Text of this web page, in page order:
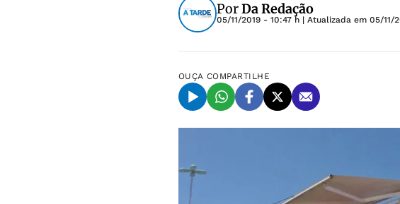
PorDa Redação
05/11/2019 - 10:47 h | Atualizada em 05/11/
OUÇA COMPARTILHE